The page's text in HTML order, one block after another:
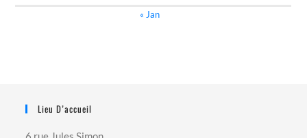
« Jan
Lieu D’accueil